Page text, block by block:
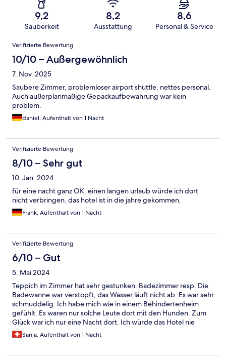
9,2
Sauberkeit
8,2
Ausstattung
8,6
Personal & Service
Bewertungen
Verifizierte Bewertung
10/10 – Außergewöhnlich
7. Nov. 2025
Saubere Zimmer, problemloser airport shuttle, nettes personal.
Auch außerplanmäßige Gepäckaufbewahrung war kein
problem.
daniel, Aufenthalt von 1 Nacht
Verifizierte Bewertung
8/10 – Sehr gut
10. Jan. 2024
für eine nacht ganz OK. einen langen urlaub würde ich dort
nicht verbringen. das hotel ist in die jahre gekommen.
Frank, Aufenthalt von 1 Nacht
Verifizierte Bewertung
6/10 – Gut
5. Mai 2024
Teppich im Zimmer hat sehr gestunken. Badezimmer resp. Die
Badewanne war verstopft, das Wasser läuft nicht ab. Es war sehr
schmuddelig. Ich habe mich wie in einem Behindertenheim
gefühlt. Es waren nur solche Leute dort mit den Hunden. Zum
Glück war ich nur eine Nacht dort. Ich würde das Hotel nie
wieder buchen und auch nicht empfehlen.
Sanja, Aufenthalt von 1 Nacht